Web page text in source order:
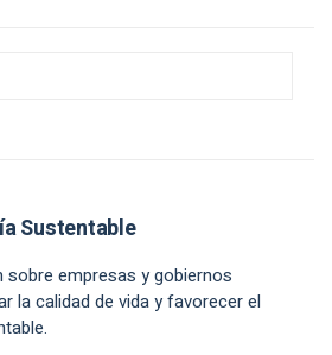
Sustentable
empresas y gobiernos
la calidad de vida y favorecer el